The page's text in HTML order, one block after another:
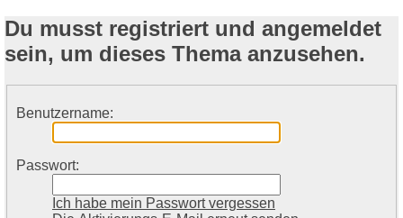
Du musst registriert und angemeldet
sein, um dieses Thema anzusehen.
Benutzername:
Passwort:
Ich habe mein Passwort vergessen